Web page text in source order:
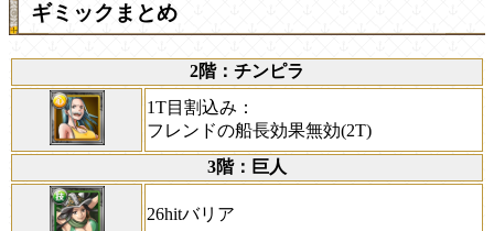
ギミックまとめ
2階：チンピラ
1T目割込み：
フレンドの船長効果無効(2T)
3階：巨人
26hitバリア